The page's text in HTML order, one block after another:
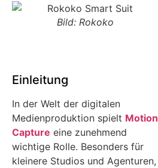
Bild: Rokoko
Einleitung
In der Welt der digitalen
Medienproduktion spielt Motion
Capture eine zunehmend
wichtige Rolle. Besonders für
kleinere Studios und Agenturen,